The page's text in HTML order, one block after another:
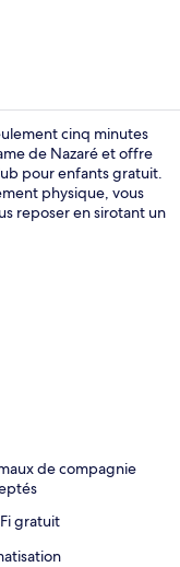
cinq minutes
de Nazaré et offre
pour enfants gratuit.
physique, vous
reposer en sirotant un
De plus, parcs de
au Wi-Fi.
de compagnie
gratuit